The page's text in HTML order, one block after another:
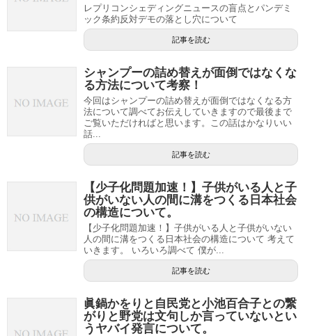
レプリコンシェディングニュースの盲点とパンデミ
ック条約反対デモの落とし穴について
記事を読む
シャンプーの詰め替えが面倒ではなくな
る方法について考察！
今回はシャンプーの詰め替えが面倒ではなくなる方
法について調べてお伝えしていきますので最後まで
ご覧いただければと思います。この話はかなりいい
話...
記事を読む
【少子化問題加速！】子供がいる人と子
供がいない人の間に溝をつくる日本社会
の構造について。
【少子化問題加速！】子供がいる人と子供がいない
人の間に溝をつくる日本社会の構造について 考えて
いきます。 いろいろ調べて 僕が...
記事を読む
眞鍋かをりと自民党と小池百合子との繋
がりと野党は文句しか言っていないとい
うヤバイ発言について。